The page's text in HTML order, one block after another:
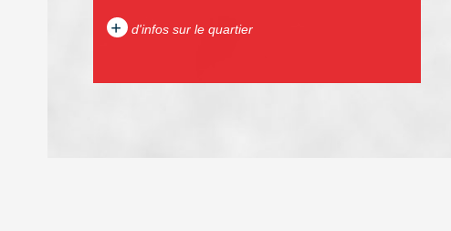
+ d'infos sur le quartier